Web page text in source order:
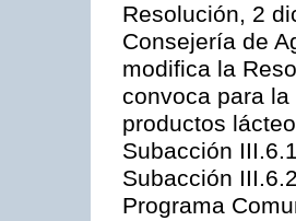
Resolución, 2
Consejería de
modifica la
convoca para
productos
Subacción
Subacción
Programa